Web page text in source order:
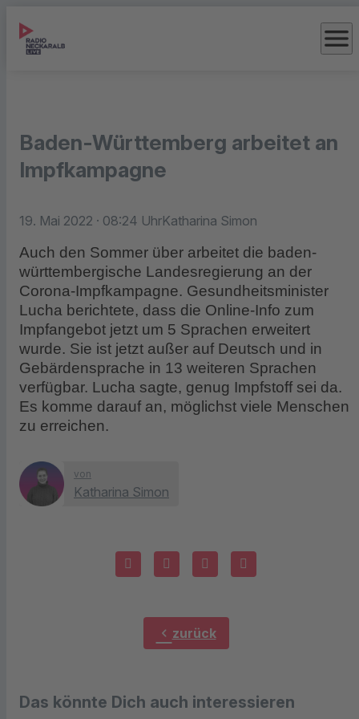
menu
Baden-Württemberg arbeitet an
Impfkampagne
19. Mai 2022 · 08:24 UhrKatharina Simon
Auch den Sommer über arbeitet die baden-
württembergische Landesregierung an der
Corona-Impfkampagne. Gesundheitsminister
Lucha berichtete, dass die Online-Info zum
Impfangebot jetzt um 5 Sprachen erweitert
wurde. Sie ist jetzt außer auf Deutsch und in
Gebärdensprache in 13 weiteren Sprachen
verfügbar. Lucha sagte, genug Impfstoff sei da.
Es komme darauf an, möglichst viele Menschen
zu erreichen.
von
Katharina Simon
chevron_left zurück
Das könnte Dich auch interessieren